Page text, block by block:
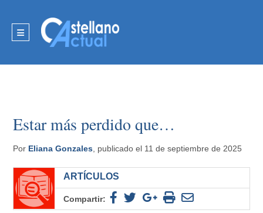
Estar más perdido que…
Por Eliana Gonzales , publicado el 11 de septiembre de 2025
ARTÍCULOS
Compartir: